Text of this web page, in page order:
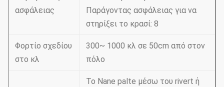
ασφάλειας
Παράγοντας ασφάλειας για να
στηρίξει το κρασί: 8
Φορτίο σχεδίου
στο κλ
300~ 1000 κλ σε 50cm από στον
πόλο
Το Nane palte μέσω του rivert ή